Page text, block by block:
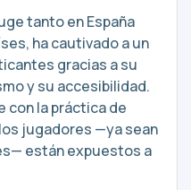
tanto en España
ha cautivado a un
gracias a su
y su accesibilidad.
con la práctica de
jugadores —ya sean
están expuestos a